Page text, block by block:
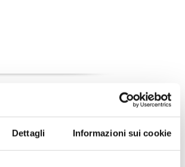
Dettagli Informazioni sui cookie